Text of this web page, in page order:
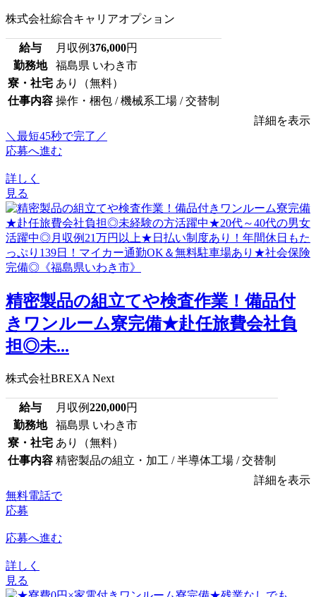
株式会社綜合キャリアオプション
給与 月収例376,000円
勤務地
福島県 いわき市
寮・社宅 あり（無料）
仕事内容 操作・梱包 / 機械系工場 / 交替制
詳細を表示
＼最短45秒で完了／
応募へ進む
詳しく
見る
精密製品の組立てや検査作業！備品付
きワンルーム寮完備★赴任旅費会社負
担◎未...
株式会社BREXA Next
給与 月収例220,000円
勤務地
福島県 いわき市
寮・社宅 あり（無料）
仕事内容 精密製品の組立・加工 / 半導体工場 / 交替制
詳細を表示
無料電話で
応募
応募へ進む
詳しく
見る